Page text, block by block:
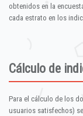
obtenidos en la
cada estrato en los
Cálculo de
Para el cálculo de los
usuarios satisfechos)